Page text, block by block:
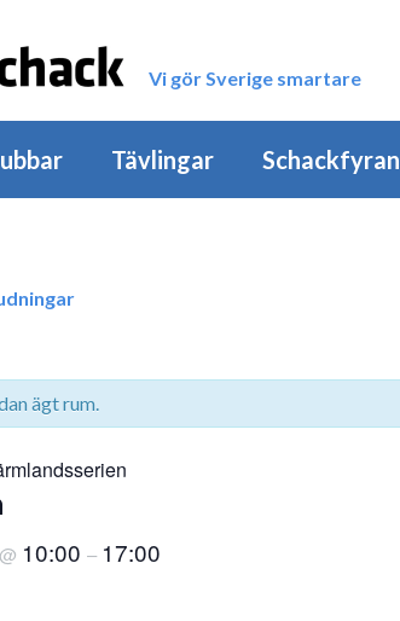
Vi gör Sverige smartare
Tävlingar Schackfyran
ägt rum.
@ 10:00 – 17:00